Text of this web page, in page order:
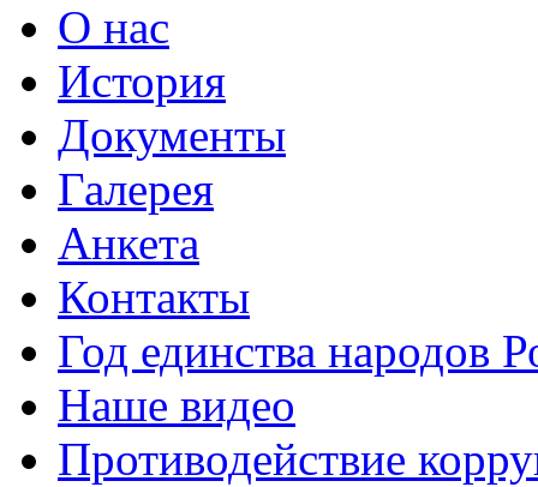
О нас
История
Документы
Галерея
Анкета
Контакты
Год единства народов
Наше видео
Противодействие